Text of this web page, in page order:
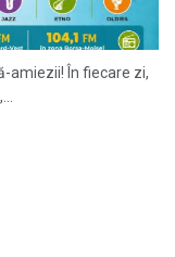
amiezii! În fiecare zi,